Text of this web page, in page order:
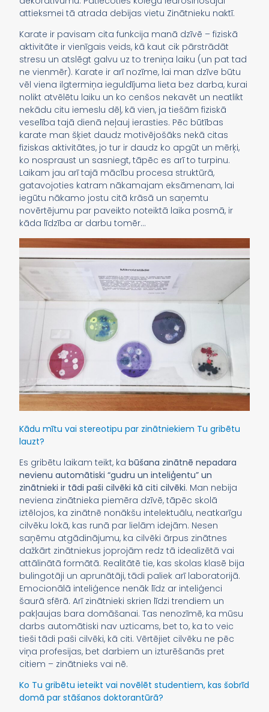
attieksmei tā atrada debijas vietu Zinātnieku naktī.
Karate ir pavisam cita funkcija manā dzīvē – fiziskā
aktivitāte ir vienīgais veids, kā kaut cik pārstrādāt
stresu un atslēgt galvu uz to treniņa laiku (un pat tad
ne vienmēr). Karate ir arī nozīme, lai man dzīve būtu
vēl viena ilgtermiņa ieguldījuma lieta bez darba, kurai
nolikt atvēlētu laiku un ko cenšos nekavēt un neatlikt
nekādu citu iemeslu dēļ, kā vien, ja tiešām fiziskā
veselība tajā dienā neļauj ierasties. Pēc būtības
karate man šķiet daudz motivējošāks nekā citas
fiziskas aktivitātes, jo tur ir daudz ko apgūt un mērķi,
ko nospraust un sasniegt, tāpēc es arī to turpinu.
Laikam jau arī tajā mācību procesa struktūrā,
gatavojoties katram nākamajam eksāmenam, lai
iegūtu nākamo jostu citā krāsā un saņemtu
novērtējumu par paveikto noteiktā laika posmā, ir
kāda līdzība ar darbu tomēr…
Kādu mītu vai stereotipu par zinātniekiem Tu gribētu
lauzt?
Es gribētu laikam teikt, kabūšana zinātnē nepadara
nevienu automātiski “gudru un inteliģentu” un
zinātnieki ir tādi paši cilvēki kā citi cilvēki. Man nebija
neviena zinātnieka piemēra dzīvē, tāpēc skolā
iztēlojos, ka zinātnē nonākšu intelektuālu, neatkarīgu
cilvēku lokā, kas runā par lielām idejām. Nesen
saņēmu atgādinājumu, ka cilvēki ārpus zinātnes
dažkārt zinātniekus joprojām redz tā idealizētā vai
attālinātā formātā. Realitātē tie, kas skolas klasē bija
bulingotāji un aprunātāji, tādi paliek arī laboratorijā.
Emocionālā inteliģence nenāk līdz ar inteliģenci
šaurā sfērā. Arī zinātnieki skrien līdzi trendiem un
pakļaujas bara domāšanai. Tas nenozīmē, ka mūsu
darbs automātiski nav uzticams, bet to, ka to veic
tieši tādi paši cilvēki, kā citi. Vērtējiet cilvēku ne pēc
viņa profesijas, bet darbiem un izturēšanās pret
citiem – zinātnieks vai nē.
Ko Tu gribētu ieteikt vai novēlēt studentiem, kas šobrīd
domā par stāšanos doktorantūrā?